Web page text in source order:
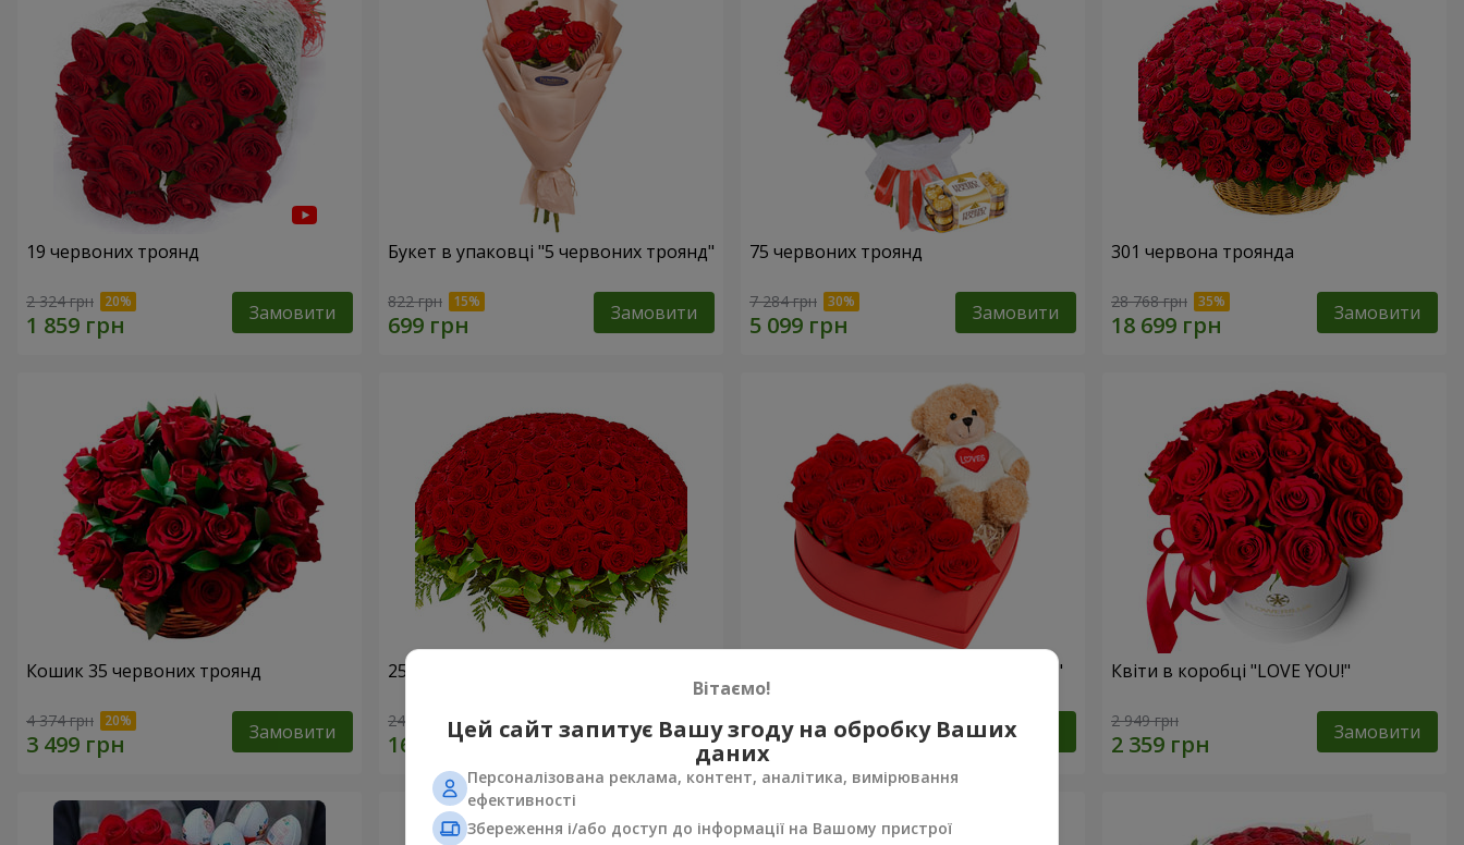
19 червоних троянд
2 324 грн Замовити
Букет в упаковці "5 червоних троянд"
822 грн Замовити
75 червоних троянд
7 284 грн Замовити
301 червона троянда
28 768 грн Замовити
Кошик 35 червоних троянд
4 374 грн Замовити
251 червона троянда
24 284 грн Замовити
Композиція "Зворушливий презент"
2 399 грн Замовити
Квіти в коробці "LOVE YOU!"
2 949 грн Замовити
Вітаємо!
Цей сайт запитує Вашу згоду на обробку Ваших
даних
Персоналізована реклама, контент, аналітика, вимірювання
ефективності
Збереження і/або доступ до інформації на Вашому пристрої